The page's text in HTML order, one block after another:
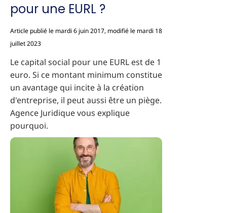
pour une EURL ?
Article publié le mardi 6 juin 2017, modifié le mardi 18
juillet 2023
Le capital social pour une EURL est de 1
euro. Si ce montant minimum constitue
un avantage qui incite à la création
d'entreprise, il peut aussi être un piège.
Agence Juridique vous explique
pourquoi.